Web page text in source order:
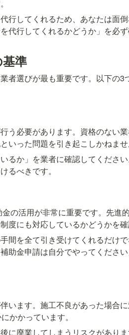
行してくれるため、あなたは面
行してくれるかどうか」を必ず
準
者選びが最も重要です。以下の3
う必要があります。資格のない
いった問題を引き起こしかねませ
るか」を業者に確認してくださ
るべきです。
の活用が非常に重要です。先進
にも対応しているかどうかを確
間を全て引き受けてくれるだけ
助金申請は自分でやってくださ
います。施工不良があった場合
かかっています。
に廃業してしまうリスクがあり